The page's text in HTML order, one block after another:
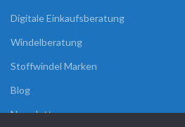
Digitale Einkaufsberatung
Windelberatung
Stoffwindel Marken
Blog
Newsletter